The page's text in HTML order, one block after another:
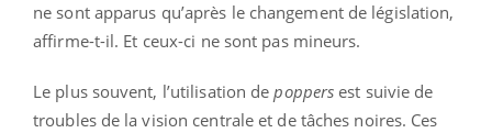
ne sont apparus qu’après le changement de législation,
affirme-t-il. Et ceux-ci ne sont pas mineurs.
Le plus souvent, l’utilisation depoppers est suivie de
troubles de la vision centrale et de tâches noires. Ces